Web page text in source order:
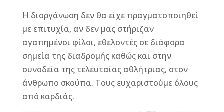
Η διοργάνωση δεν θα είχε πραγματοποιηθεί
με επιτυχία, αν δεν μας στήριζαν
αγαπημένοι φίλοι, εθελοντές σε διάφορα
σημεία της διαδρομής καθώς και στην
συνοδεία της τελευταίας αθλήτριας, στον
άνθρωπο σκούπα. Τους ευχαριστούμε όλους
από καρδιάς.